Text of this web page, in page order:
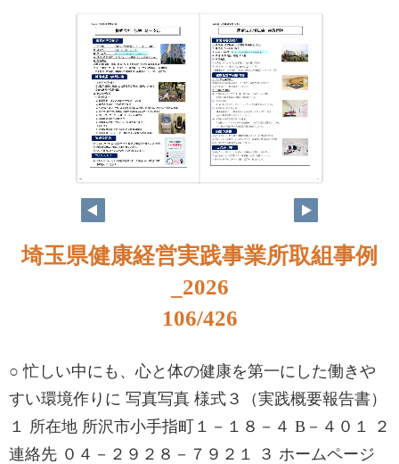
90 91
埼玉県健康経営実践事業所取組事例
_2026
106/426
○ 忙しい中にも、心と体の健康を第一にした働きや
すい環境作りに 写真写真 様式３（実践概要報告書）
１ 所在地 所沢市小手指町１－１８－４ B－４０１ ２
連絡先 ０４－２９２８－７９２１ ３ ホームページ